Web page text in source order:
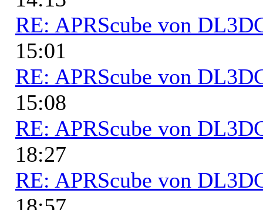
RE: APRScube von
15:01
RE: APRScube von
15:08
RE: APRScube von
18:27
RE: APRScube von